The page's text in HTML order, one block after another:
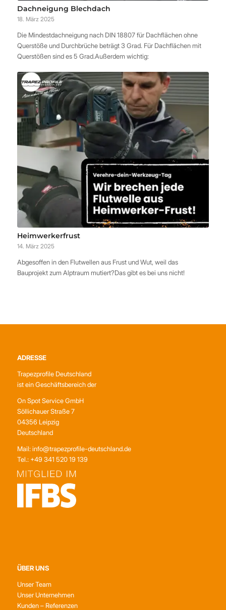
Dachneigung Blechdach
18. März 2025
Die Mindestdachneigung nach DIN 18807 für Dachflächen ohne
Querstöße und Durchbrüche beträgt 3 Grad. Für Dachflächen mit
Querstößen sind es 5 Grad.Außerdem wichtig:
Heimwerkerfrust
14. März 2025
Abgesoffen in den Flutwellen aus Frust und Wut, weil das
Bauprojekt zum Alptraum mutiert?Das gibt es bei uns nicht!
ADRESSE
Trapezprofile Deutschland
ist ein Geschäftsbereich der
On Spot Service GmbH
Söllichauer Straße 7
04356 Leipzig
Deutschland
Mail: info@trapezprofile-deutschland.de
Tel.: +49 341 520 19 139
ÜBER UNS
Unser Team
Unser Unternehmen
Kunden – Referenzen